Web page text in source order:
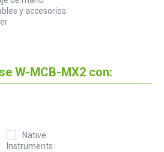
y accesorios
W-MCB-MX2 con: